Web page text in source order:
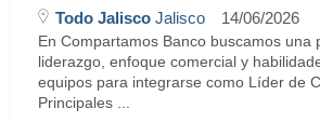
Todo Jalisco Jalisco 14/06/2026
En Compartamos Banco buscamos una
liderazgo, enfoque comercial y
equipos para integrarse como Líder de
Principales ...